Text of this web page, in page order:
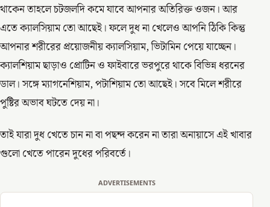
থাকেন তাহলে চটজলদি কমে যাবে আপনার অতিরিক্ত ওজন। আর
এতে ক্যালসিয়াম তো আছেই। ফলে দুধ না খেলেও আপনি ঠিকি কিন্তু
আপনার শরীরের প্রয়োজনীয় ক্যালসিয়াম, ভিটামিন পেয়ে যাচ্ছেন।
ক্যালশিয়াম ছাড়াও প্রোটিন ও ফাইবারে ভরপুরে থাকে বিভিন্ন ধরনের
ডাল। সঙ্গে ম্যাগনেশিয়াম, পটাশিয়াম তো আছেই। সবে মিলে শরীরে
পুষ্টির অভাব ঘটতে দেয় না।
তাই যারা দুধ খেতে চান না বা পছন্দ করেন না তারা অনায়াসে এই খাবার
গুলো খেতে পারেন দুধের পরিবর্তে।
ADVERTISEMENTS